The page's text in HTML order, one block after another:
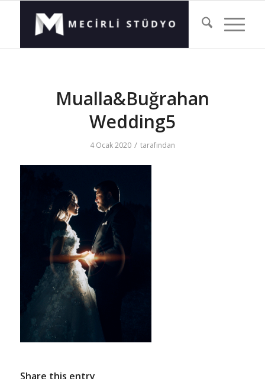
Mualla&Buğrahan
Wedding5
4 Ocak 2020 / tarafından
Share this entry